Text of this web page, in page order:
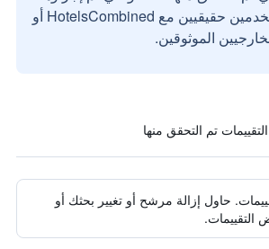
بواسطة مستخدمين حقيقيين مع HotelsCombined أو
الموثوقين.
حاول إزالة مرشح أو تغيير بحثك أو